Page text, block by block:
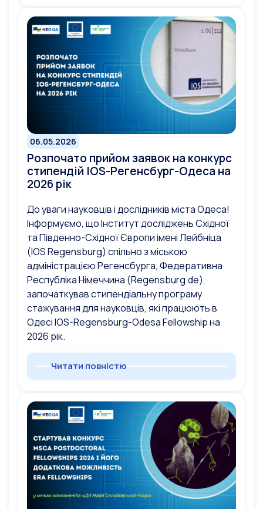
06.05.2026
Розпочато прийом заявок на конкурс
стипендій IOS-Регенсбург-Одеса на
2026 рік
До уваги науковців і дослідників міста Одеса!
Інформуємо, що Інститут досліджень Східної
та Південно-Східної Європи імені Лейбніца
(IOS Regensburg) спільно з міською
адміністрацією Регенсбурга, Федеративна
Республіка Німеччина (Regensburg.de),
започаткував стипендіальну програму
стажування для науковців, які працюють в
Одесі IOS-Regensburg-Odesa Fellowship на
2026 рік.
Читати повністю